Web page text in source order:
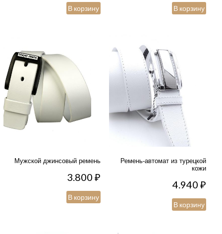
В корзину В корзину
Мужской джинсовый ремень
3.800₽
В корзину
Ремень-автомат из турецкой
кожи
4.940₽
В корзину